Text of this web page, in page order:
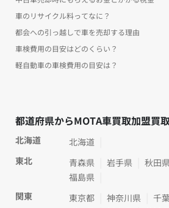
車のリサイクル料ってなに？
都会への引っ越しで車を売却する理由
車検費用の目安はどのくらい？
軽自動車の車検費用の目安は？
都道府県からMOTA車買取加盟買
北海道
北海道
東北
青森県 岩手県 秋田
福島県
関東
東京都 神奈川県 千